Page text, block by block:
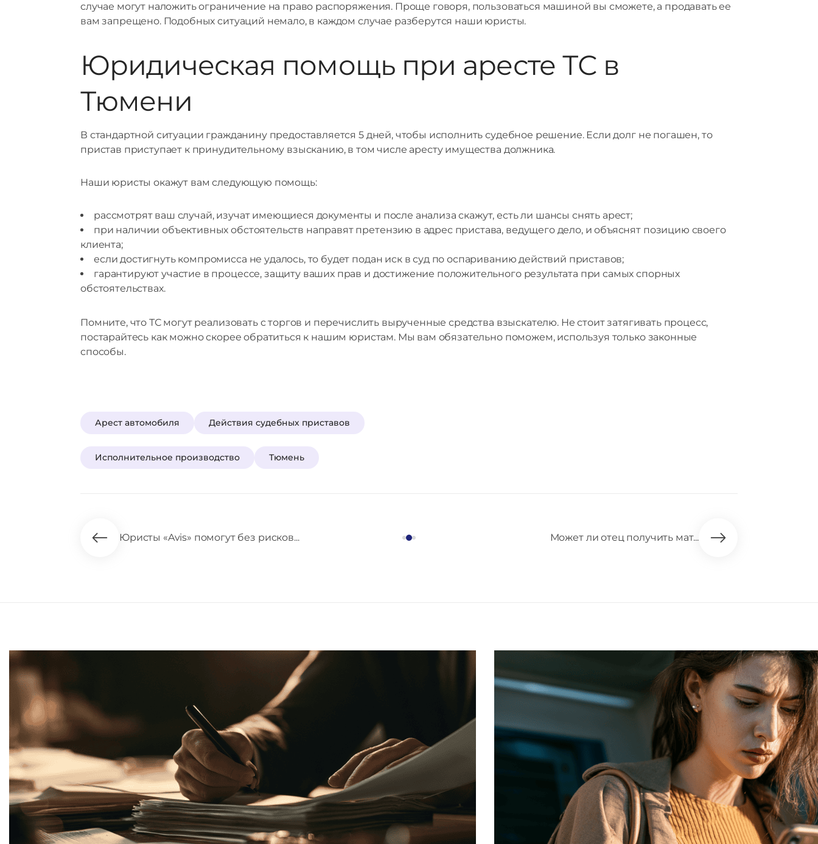
случае могут наложить ограничение на право распоряжения. Проще говоря, пользоваться машиной вы сможете, а продавать ее
вам запрещено. Подобных ситуаций немало, в каждом случае разберутся наши юристы.
Юридическая помощь при аресте ТС в
Тюмени
В стандартной ситуации гражданину предоставляется 5 дней, чтобы исполнить судебное решение. Если долг не погашен, то
пристав приступает к принудительному взысканию, в том числе аресту имущества должника.
Наши юристы окажут вам следующую помощь:
рассмотрят ваш случай, изучат имеющиеся документы и после анализа скажут, есть ли шансы снять арест;
при наличии объективных обстоятельств направят претензию в адрес пристава, ведущего дело, и объяснят позицию своего
клиента;
если достигнуть компромисса не удалось, то будет подан иск в суд по оспариванию действий приставов;
гарантируют участие в процессе, защиту ваших прав и достижение положительного результата при самых спорных
обстоятельствах.
Помните, что ТС могут реализовать с торгов и перечислить вырученные средства взыскателю. Не стоит затягивать процесс,
постарайтесь как можно скорее обратиться к нашим юристам. Мы вам обязательно поможем, используя только законные
способы.
Арест автомобиля Действия судебных приставов
Исполнительное производство Тюмень
Юристы «Avis» помогут без рисков... Может ли отец получить мат...